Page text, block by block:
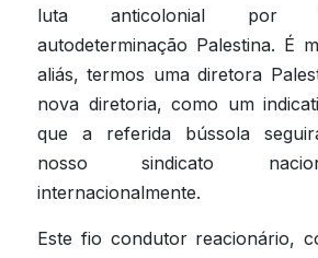
luta anticolonial por
autodeterminação Palestina. É
aliás, termos uma diretora
nova diretoria, como um
que a referida bússola
nosso sindicato
internacionalmente.
Este fio condutor reacionário,